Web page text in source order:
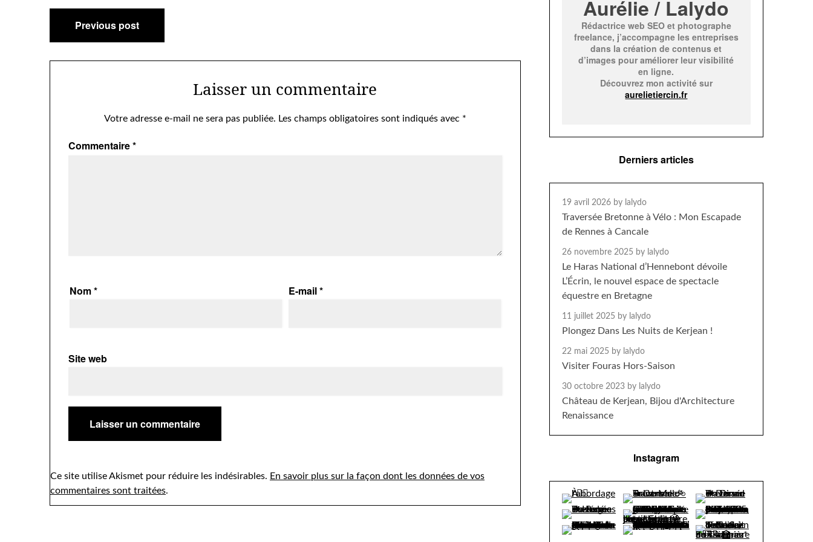
Navigation
de
l’article
Previous post
Laisser un commentaire
Votre adresse e-mail ne sera pas publiée. Les champs obligatoires sont indiqués avec *
Commentaire*
Nom* E-mail*
Site web
Ce site utilise Akismet pour réduire les indésirables. En savoir plus sur la façon dont les données de vos
commentaires sont traitées.
Aurélie / Lalydo
Rédactrice web SEO et photographe
freelance, j’accompagne les entreprises
dans la création de contenus et
d’images pour améliorer leur visibilité
en ligne.
Découvrez mon activité sur
aurelietiercin.fr
Derniers articles
19 avril 2026 by lalydo
Traversée Bretonne à Vélo : Mon Escapade
de Rennes à Cancale
26 novembre 2025 by lalydo
Le Haras National d’Hennebont dévoile
L’Écrin, le nouvel espace de spectacle
équestre en Bretagne
11 juillet 2025 by lalydo
Plongez Dans Les Nuits de Kerjean !
22 mai 2025 by lalydo
Visiter Fouras Hors-Saison
30 octobre 2023 by lalydo
Château de Kerjean, Bijou d'Architecture
Renaissance
Instagram